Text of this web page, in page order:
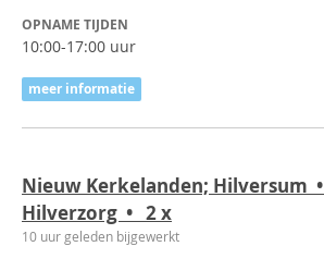
OPNAME TIJDEN
10:00-17:00 uur
meer informatie
Nieuw Kerkelanden; Hilversum •
Hilverzorg • 2x
10 uur geleden bijgewerkt